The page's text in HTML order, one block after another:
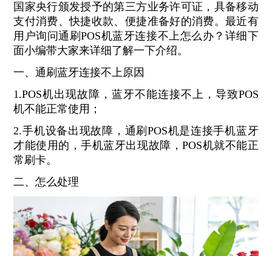
国家央行颁发授予的第三方业务许可证，具备移动
支付消费、快捷收款、便捷准备好的消费。最近有
用户询问通刷POS机蓝牙连接不上怎么办？详细下
面小编带大家来详细了解一下介绍。
一、通刷蓝牙连接不上原因
1.POS机出现故障，蓝牙不能连接不上，导致POS
机不能正常使用；
2.手机设备出现故障，通刷POS机是连接手机蓝牙
才能使用的，手机蓝牙出现故障，POS机就不能正
常刷卡。
二、怎么处理